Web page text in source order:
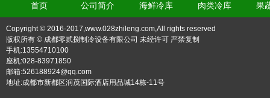
首页 公司简介 海鲜冷库 肉类冷库 果
Copyright © 2016-2017,www.028zhileng.com,All rights reserved
版权所有 © 成都零贰捌制冷设备有限公司 未经许可 严禁复制
手机:13554710100
座机:028-83971850
邮箱:526188924@qq.com
地址:成都市新都区润茂国际酒店用品城14栋-11号